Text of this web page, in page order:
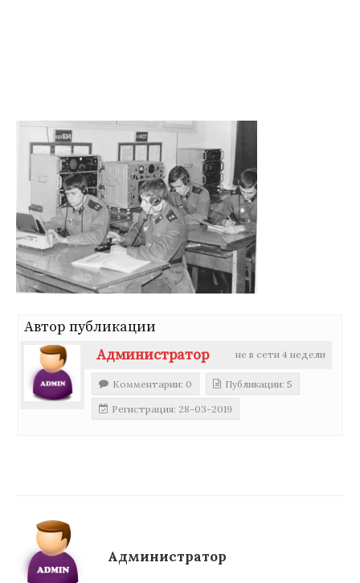
Автор публикации
не в сети 4 недели
Администратор
Комментарии: 0 Публикации: 5
Регистрация: 28-03-2019
Администратор